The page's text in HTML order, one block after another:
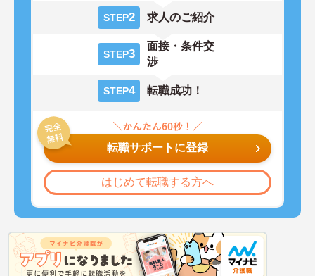
STEP2 求人のご紹介
STEP3
面接・条件交
渉
STEP4 転職成功！
転職サポートに登録
はじめて転職する方へ